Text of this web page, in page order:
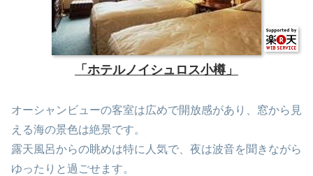
「ホテルノイシュロス小樽」
オーシャンビューの客室は広めで開放感があり、窓から見
える海の景色は絶景です。
露天風呂からの眺めは特に人気で、夜は波音を聞きながら
ゆったりと過ごせます。